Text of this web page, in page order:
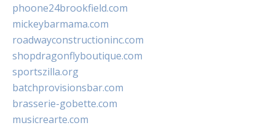
phoone24brookfield.com
mickeybarmama.com
roadwayconstructioninc.com
shopdragonflyboutique.com
sportszilla.org
batchprovisionsbar.com
brasserie-gobette.com
musicrearte.com